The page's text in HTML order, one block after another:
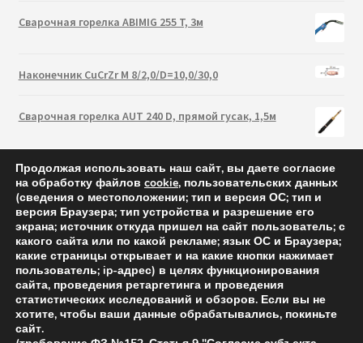
Сварочная горелка ABIMIG 255 T, 3м
Наконечник CuCrZr M 8/2,0/D=10,0/30,0
Сварочная горелка AUT 240 D, прямой гусак, 1,5м
Abicor Binzel 2021 — cварочные горелки и аксессуары
Продолжая использовать наш сайт, вы даете согласие
на обработку файлов cookie, пользовательских данных
(сведения о местоположении; тип и версия ОС; тип и
версия Браузера; тип устройства и разрешение его
экрана; источник откуда пришел на сайт пользователь; с
какого сайта или по какой рекламе; язык ОС и Браузера;
какие страницы открывает и на какие кнопки нажимает
пользователь; ip-адрес) в целях функционирования
сайта, проведения ретаргетинга и проведения
статистических исследований и обзоров. Если вы не
хотите, чтобы ваши данные обрабатывались, покиньте
сайт.